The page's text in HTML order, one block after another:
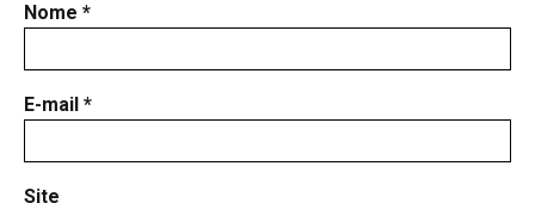
Nome *
E-mail *
Site